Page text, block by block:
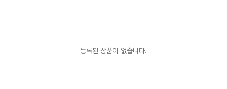
등록된 상품이 없습니다.